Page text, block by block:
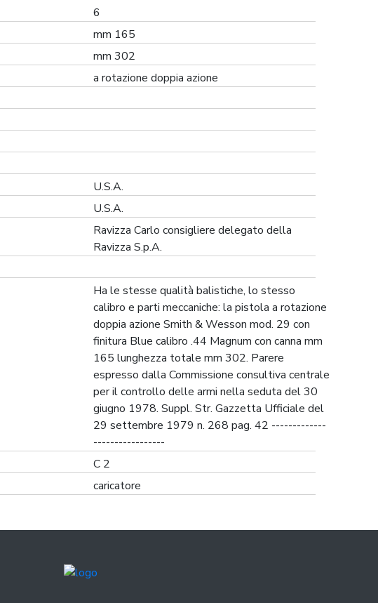
6
mm 165
mm 302
a rotazione doppia azione
U.S.A.
U.S.A.
Ravizza Carlo consigliere delegato della
Ravizza S.p.A.
Ha le stesse qualità balistiche, lo stesso
calibro e parti meccaniche: la pistola a rotazione
doppia azione Smith & Wesson mod. 29 con
finitura Blue calibro .44 Magnum con canna mm
165 lunghezza totale mm 302. Parere
espresso dalla Commissione consultiva centrale
per il controllo delle armi nella seduta del 30
giugno 1978. Suppl. Str. Gazzetta Ufficiale del
29 settembre 1979 n. 268 pag. 42 -------------
-----------------
C 2
caricatore